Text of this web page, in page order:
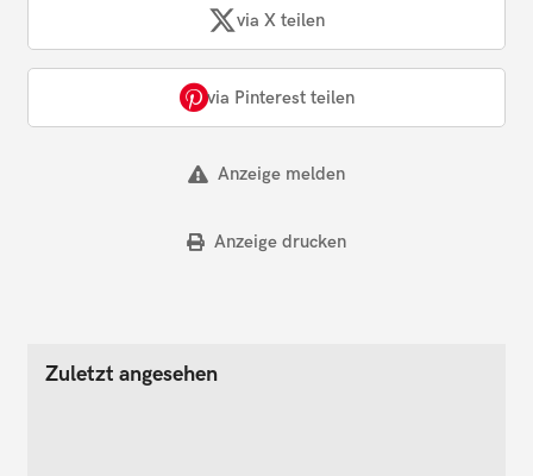
via X teilen
via Pinterest teilen
Anzeige melden
Anzeige drucken
Zuletzt angesehen